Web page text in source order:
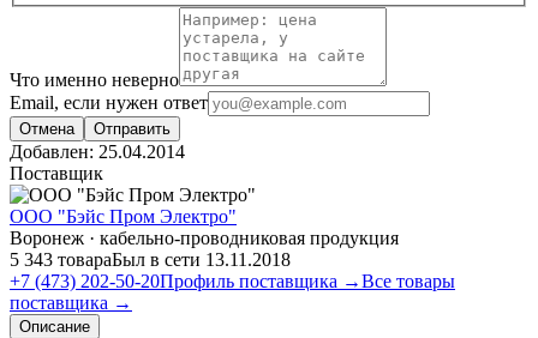
Что именно неверно
Email, если нужен ответ
Отмена Отправить
Добавлен: 25.04.2014
Поставщик
ООО "Бэйс Пром Электро"
Воронеж · кабельно-проводниковая продукция
5 343 товараБыл в сети 13.11.2018
+7 (473) 202-50-20Профиль поставщика →Все товары
поставщика →
Описание